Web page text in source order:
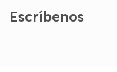
Escríbenos